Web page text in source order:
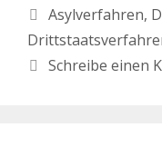
Asylverfahren,
Schreibe einen